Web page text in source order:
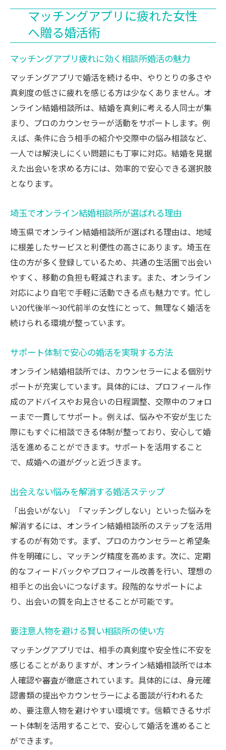
マッチングアプリに疲れた女性
へ贈る婚活術
マッチングアプリ疲れに効く相談所婚活の魅力
マッチングアプリで婚活を続ける中、やりとりの多さや
真剣度の低さに疲れを感じる方は少なくありません。オ
ンライン結婚相談所は、結婚を真剣に考える人同士が集
まり、プロのカウンセラーが活動をサポートします。例
えば、条件に合う相手の紹介や交際中の悩み相談など、
一人では解決しにくい問題にも丁寧に対応。結婚を見据
えた出会いを求める方には、効率的で安心できる選択肢
となります。
埼玉でオンライン結婚相談所が選ばれる理由
埼玉県でオンライン結婚相談所が選ばれる理由は、地域
に根差したサービスと利便性の高さにあります。埼玉在
住の方が多く登録しているため、共通の生活圏で出会い
やすく、移動の負担も軽減されます。また、オンライン
対応により自宅で手軽に活動できる点も魅力です。忙し
い20代後半〜30代前半の女性にとって、無理なく婚活を
続けられる環境が整っています。
サポート体制で安心の婚活を実現する方法
オンライン結婚相談所では、カウンセラーによる個別サ
ポートが充実しています。具体的には、プロフィール作
成のアドバイスやお見合いの日程調整、交際中のフォロ
ーまで一貫してサポート。例えば、悩みや不安が生じた
際にもすぐに相談できる体制が整っており、安心して婚
活を進めることができます。サポートを活用すること
で、成婚への道がグッと近づきます。
出会えない悩みを解消する婚活ステップ
「出会いがない」「マッチングしない」といった悩みを
解消するには、オンライン結婚相談所のステップを活用
するのが有効です。まず、プロのカウンセラーと希望条
件を明確にし、マッチング精度を高めます。次に、定期
的なフィードバックやプロフィール改善を行い、理想の
相手との出会いにつなげます。段階的なサポートによ
り、出会いの質を向上させることが可能です。
要注意人物を避ける賢い相談所の使い方
マッチングアプリでは、相手の真剣度や安全性に不安を
感じることがありますが、オンライン結婚相談所では本
人確認や審査が徹底されています。具体的には、身元確
認書類の提出やカウンセラーによる面談が行われるた
め、要注意人物を避けやすい環境です。信頼できるサポ
ート体制を活用することで、安心して婚活を進めること
ができます。